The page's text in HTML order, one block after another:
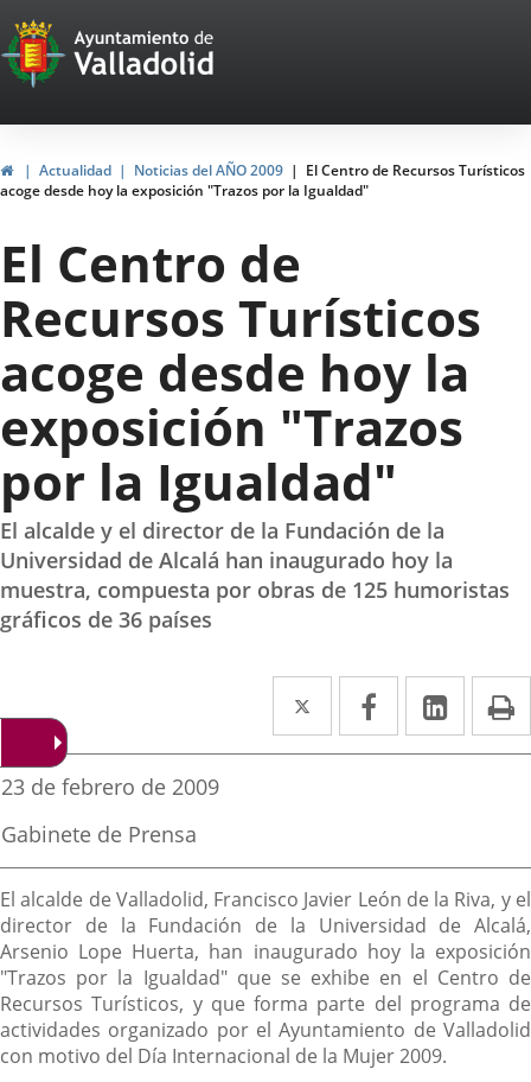
Portal
Web
del
Ayuntamiento
de
Valladolid
HomeActualidad Noticias del AÑO 2009
El Centro de Recursos Turísticos
acoge desde hoy la exposición "Trazos por la Igualdad"
El Centro de
Recursos Turísticos
acoge desde hoy la
exposición "Trazos
por la Igualdad"
El alcalde y el director de la Fundación de la
Universidad de Alcalá han inaugurado hoy la
muestra, compuesta por obras de 125 humoristas
gráficos de 36 países
Twitter
Enlace
a
externa.
Facebook
Enlace
a
externa.
Enlace
a
Fecha
la
noticia
23 de febrero de 2009
Fuente
la
noticia
Gabinete de Prensa
Descripción
El alcalde de Valladolid, Francisco Javier León de la Riva, y el
director de la Fundación de la Universidad de Alcalá,
Arsenio Lope Huerta, han inaugurado hoy la exposición
"Trazos por la Igualdad" que se exhibe en el Centro de
Recursos Turísticos, y que forma parte del programa de
actividades organizado por el Ayuntamiento de Valladolid
con motivo del Día Internacional de la Mujer 2009.